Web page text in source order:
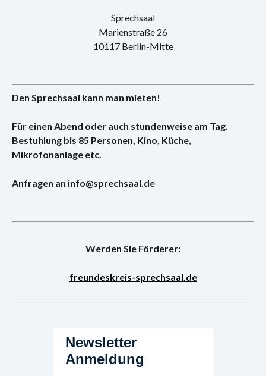
Sprechsaal
Marienstraße 26
10117 Berlin-Mitte
Den Sprechsaal kann man mieten!
Für einen Abend oder auch stundenweise am Tag.
Bestuhlung bis 85 Personen, Kino, Küche,
Mikrofonanlage etc.
Anfragen an info@sprechsaal.de
Werden Sie Förderer:
freundeskreis-sprechsaal.de
Newsletter
Anmeldung